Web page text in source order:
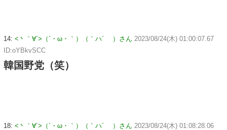
14: <丶｀∀´>（´・ω・｀）（｀ハ´ ）さん 2023/08/24(木) 01:00:07.67
ID:oYBkvSCC
韓国野党（笑）
18: <丶｀∀´>（´・ω・｀）（｀ハ´ ）さん 2023/08/24(木) 01:08:28.06